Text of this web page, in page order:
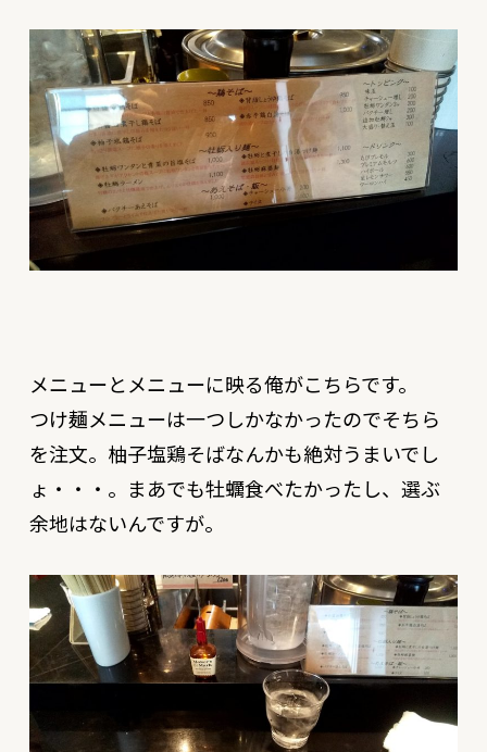
メニューとメニューに映る俺がこちらです。
つけ麺メニューは一つしかなかったのでそちら
を注文。柚子塩鶏そばなんかも絶対うまいでし
ょ・・・。まあでも牡蠣食べたかったし、選ぶ
余地はないんですが。